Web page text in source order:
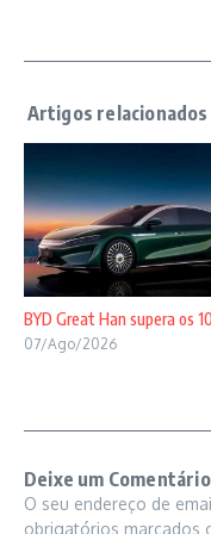
BYD Great Han supera os
07/Ago/2026
Deixe um Comentário
O seu endereço de
obrigatórios marcados